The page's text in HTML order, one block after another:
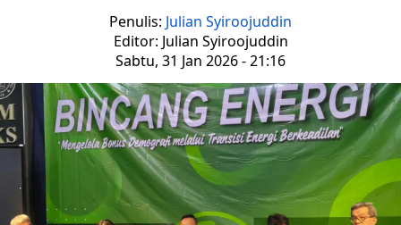
Penulis: Julian Syiroojuddin
Editor: Julian Syiroojuddin
Sabtu, 31 Jan 2026 - 21:16